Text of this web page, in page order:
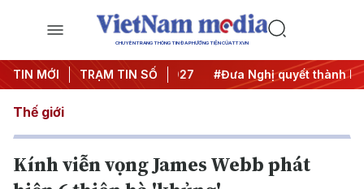
CHUYÊN TRANG THÔNG TIN ĐA PHƯƠNG TIỆN CỦA TTXVN
TIN MỚI TRẠM TIN SỐ
Trung ương 3 #APEC 2027 #Đưa Nghị quyết thành
Thế giới
Kính viễn vọng James Webb phát